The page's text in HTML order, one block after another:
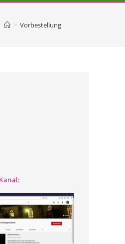
> Vorbestellung